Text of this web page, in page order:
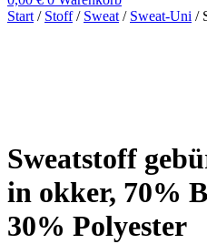
Start / Stoff/ Sweat / Sweat-Uni /
Sweatstoff
in okker, 70%
30% Polyester